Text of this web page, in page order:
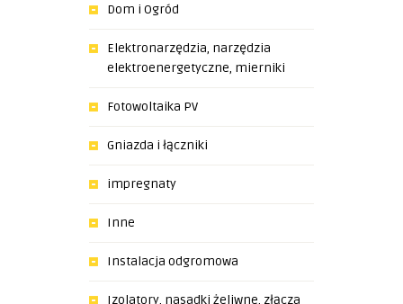
Dom i Ogród
Elektronarzędzia, narzędzia
elektroenergetyczne, mierniki
Fotowoltaika PV
Gniazda i łączniki
impregnaty
Inne
Instalacja odgromowa
Izolatory, nasadki żeliwne, złącza